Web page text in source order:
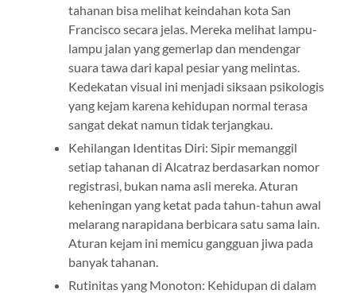
tahanan bisa melihat keindahan kota San
Francisco secara jelas. Mereka melihat lampu-
lampu jalan yang gemerlap dan mendengar
suara tawa dari kapal pesiar yang melintas.
Kedekatan visual ini menjadi siksaan psikologis
yang kejam karena kehidupan normal terasa
sangat dekat namun tidak terjangkau.
Kehilangan Identitas Diri: Sipir memanggil
setiap tahanan di Alcatraz berdasarkan nomor
registrasi, bukan nama asli mereka. Aturan
keheningan yang ketat pada tahun-tahun awal
melarang narapidana berbicara satu sama lain.
Aturan kejam ini memicu gangguan jiwa pada
banyak tahanan.
Rutinitas yang Monoton: Kehidupan di dalam